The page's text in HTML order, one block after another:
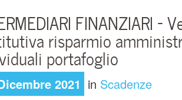
FINANZIARI –
risparmio
portafoglio
2021 in Scadenze